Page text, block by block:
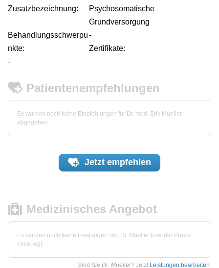
Zusatzbezeichnung:
Psychosomatische
Grundversorgung
Behandlungsschwerpu
nkte:
-
Zertifikate:
-
Patientenempfehlungen
Es wurden noch keine Empfehlungen für Dr. med. Erik Mueller
abgegeben.
Jetzt empfehlen
Medizinisches Angebot
Es wurden noch keine Leistungen von Dr. Mueller bzw. der Praxis
hinterlegt.
Sind Sie Dr. Mueller? Jetzt Leistungen bearbeiten.